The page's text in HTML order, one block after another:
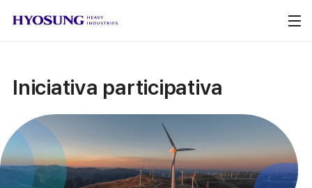
Iniciativa participativa